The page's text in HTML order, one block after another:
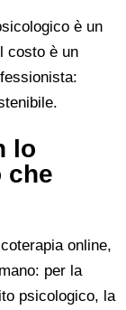
è un
costo è un
lo
che
online,
per la
psicologico, la